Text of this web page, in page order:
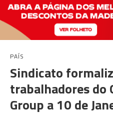
PAÍS
Sindicato
trabalhadores do
Group a 10 de